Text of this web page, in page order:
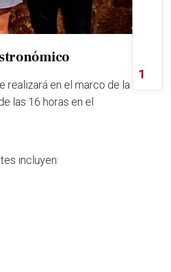
realizará en el marco de la
las 16 horas en el
incluyen:
1